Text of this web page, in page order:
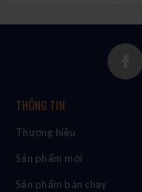
THÔNG TIN
Thương hiệu
Sản phẩm mới
Sản phẩm bán chạy